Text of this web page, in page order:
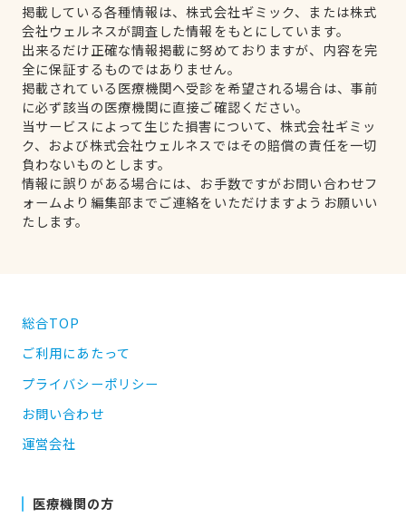
掲載している各種情報は、株式会社ギミック、または株式
会社ウェルネスが調査した情報をもとにしています。
出来るだけ正確な情報掲載に努めておりますが、内容を完
全に保証するものではありません。
掲載されている医療機関へ受診を希望される場合は、事前
に必ず該当の医療機関に直接ご確認ください。
当サービスによって生じた損害について、株式会社ギミッ
ク、および株式会社ウェルネスではその賠償の責任を一切
負わないものとします。
情報に誤りがある場合には、お手数ですがお問い合わせフ
ォームより編集部までご連絡をいただけますようお願いい
たします。
総合TOP
ご利用にあたって
プライバシーポリシー
お問い合わせ
運営会社
医療機関の方